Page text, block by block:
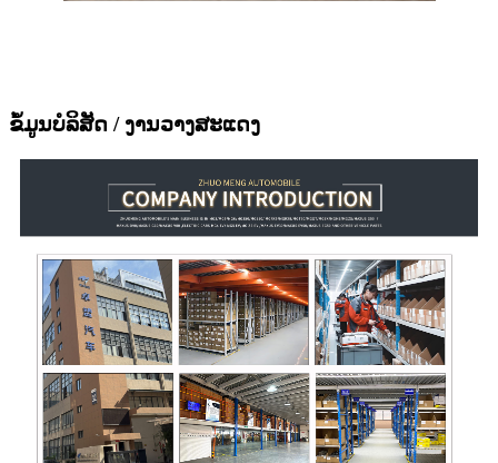
ຂໍ້ມູນບໍລິສັດ / ງານວາງສະແດງ